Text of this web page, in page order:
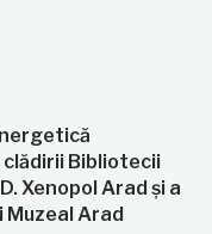
Bibliotecii
Xenopol Arad și a
Muzeal Arad